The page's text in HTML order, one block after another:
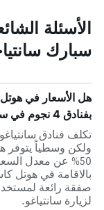
الأسئلة
سبارك
هل الأسعار في هوتل
بفنادق 4 نجوم في سانتياغو؟
ولكن وسطياً يتوفر
50% عن معدل
لزيارة سانتياغو.